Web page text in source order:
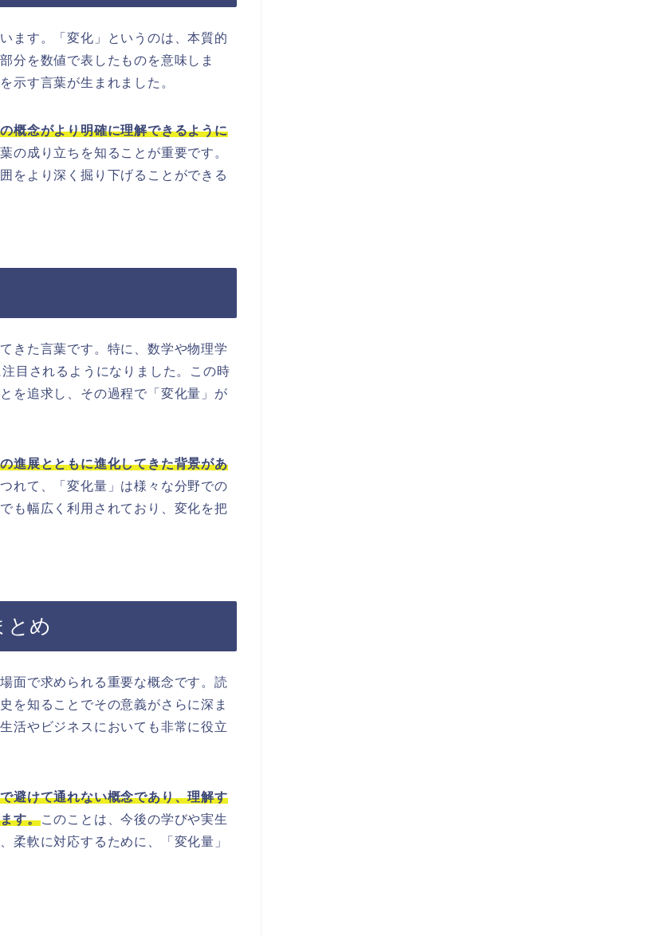
ます。「変化」というのは、本質的
分を数値で表したものを意味しま
示す言葉が生まれました。
概念がより明確に理解できるように
の成り立ちを知ることが重要です。
をより深く掘り下げることができる
きた言葉です。特に、数学や物理学
目されるようになりました。この時
を追求し、その過程で「変化量」が
進展とともに進化してきた背景があ
れて、「変化量」は様々な分野での
も幅広く利用されており、変化を把
とめ
面で求められる重要な概念です。読
を知ることでその意義がさらに深ま
活やビジネスにおいても非常に役立
避けて通れない概念であり、理解す
す。このことは、今後の学びや実生
柔軟に対応するために、「変化量」